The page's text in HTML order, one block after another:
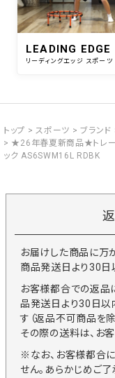
LEADING EDGE
リーディングエッジ スポーツ
トップ スポーツ ブランド
★26年春夏新商品★トレー
ック AS6SWM16L RDBK
お届けした商品に万
商品発送日より30日
お客様都合での返品
品発送日より30日以
す（返品不可商品を除
その際の送料は、お
※なお、お客様都合に
せん。あらかじめご了